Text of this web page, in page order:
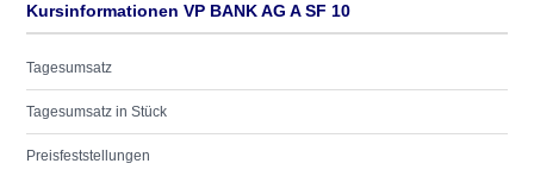
Kursinformationen VP BANK AG A SF 10
Tagesumsatz
Tagesumsatz in Stück
Preisfeststellungen